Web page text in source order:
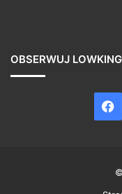
OBSERWUJ